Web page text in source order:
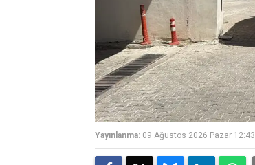
Yayınlanma: 09 Ağustos 2026 Pazar 12:43